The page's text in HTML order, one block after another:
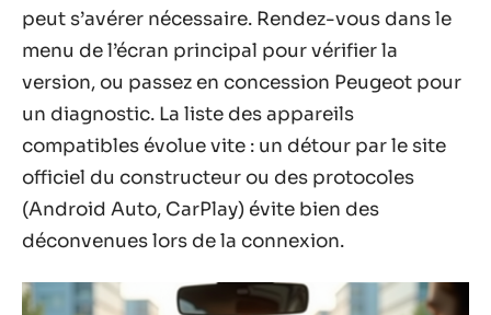
peut s’avérer nécessaire. Rendez-vous dans le
menu de l’écran principal pour vérifier la
version, ou passez en concession Peugeot pour
un diagnostic. La liste des appareils
compatibles évolue vite : un détour par le site
officiel du constructeur ou des protocoles
(Android Auto, CarPlay) évite bien des
déconvenues lors de la connexion.